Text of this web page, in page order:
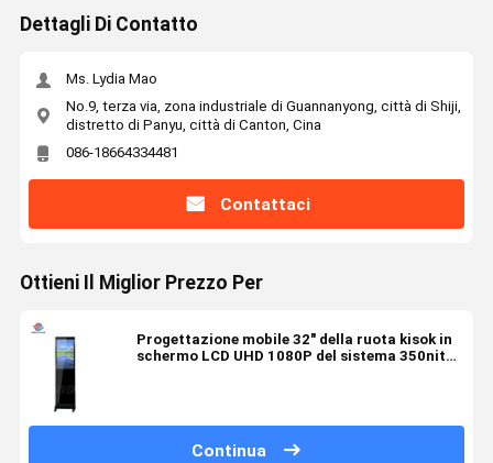
Dettagli Di Contatto
Ms. Lydia Mao
No.9, terza via, zona industriale di Guannanyong, città di Shiji,
distretto di Panyu, città di Canton, Cina
086-18664334481
Contattaci
Ottieni Il Miglior Prezzo Per
Progettazione mobile 32" della ruota kisok in
schermo LCD UHD 1080P del sistema 350nits
Continua